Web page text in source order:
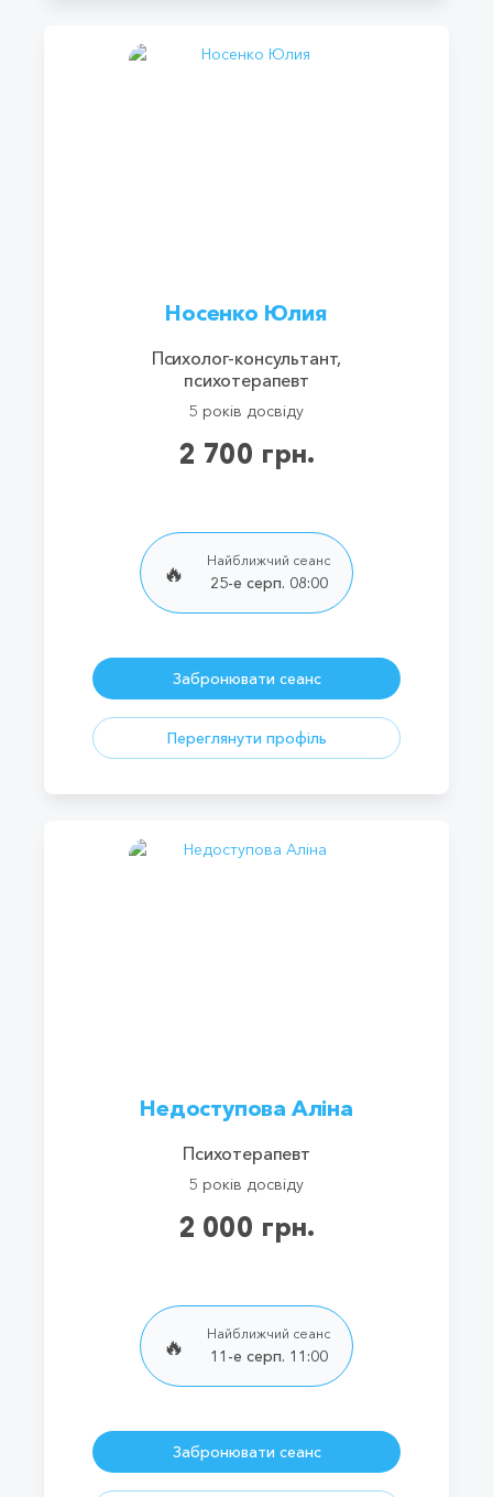
Носенко Юлия
Психолог-консультант,
психотерапевт
5 років досвіду
2 700 грн.
🔥
Найближчий сеанс
25-е серп. 08:00
Забронювати сеанс
Переглянути профіль
Недоступова Аліна
Психотерапевт
5 років досвіду
2 000 грн.
🔥
Найближчий сеанс
11-е серп. 11:00
Забронювати сеанс